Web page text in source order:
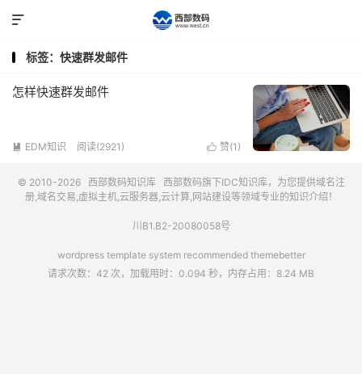

标签：快速群发邮件
怎样快速群发邮件
 EDM知识 阅读(2921)  赞(1 )
© 2010-2026 西部数码知识库 西部数码旗下IDC知识库，为您提供域名注
册,域名交易,虚拟主机,云服务器,云计算,网站建设等领域专业的知识介绍！
川B1.B2-20080058号
wordpress template system recommended themebetter
请求次数：42 次，加载用时：0.094 秒，内存占用：8.24 MB